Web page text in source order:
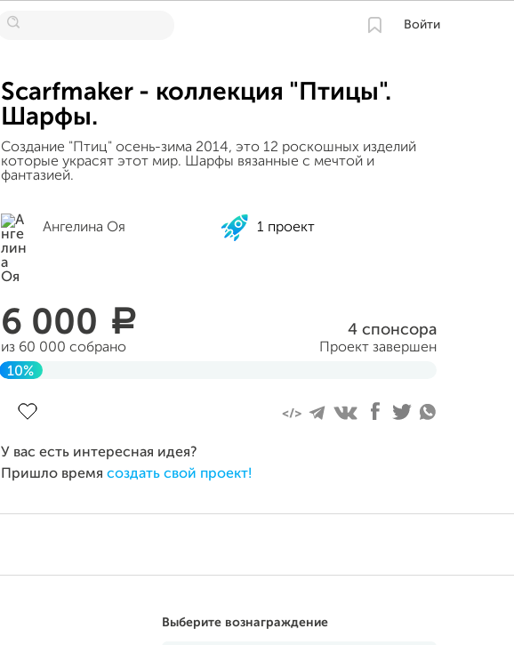
Войти
Scarfmaker - коллекция "Птицы".
Шарфы.
Создание "Птиц" осень-зима 2014, это 12 роскошных изделий
которые украсят этот мир. Шарфы вязанные с мечтой и
фантазией.
Ангелина Оя 1 проект
6 000 a
из 60 000 собрано
4 спонсора
Проект завершен
10%
У вас есть интересная идея?
Пришло время создать свой проект!
Выберите вознаграждение